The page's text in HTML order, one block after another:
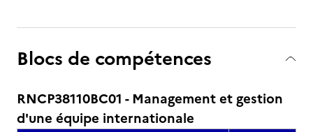
Blocs de compétences
RNCP38110BC01 - Management et gestion
d'une équipe internationale